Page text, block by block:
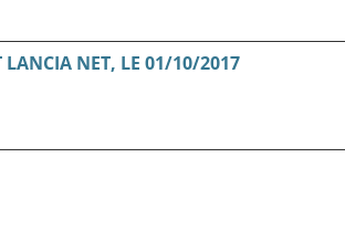
LANCIA NET, LE 01/10/2017